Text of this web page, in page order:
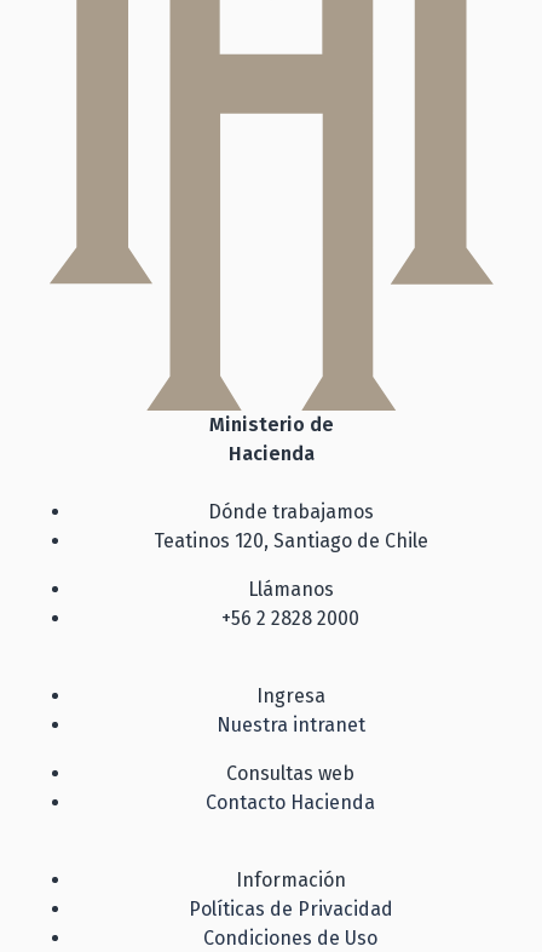
Ministerio de
Hacienda
Dónde trabajamos
Teatinos 120, Santiago de Chile
Llámanos
+56 2 2828 2000
Ingresa
Nuestra intranet
Consultas web
Contacto Hacienda
Información
Políticas de Privacidad
Condiciones de Uso